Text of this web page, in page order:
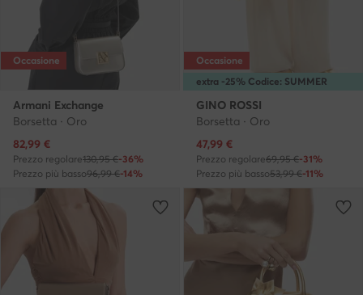
Occasione
Armani Exchange
Borsetta · Oro
Prezzo attuale
82,99 €
Prezzo regolare130,95 €-36%
Prezzo più basso96,99 €-14%
extra -25% Codice: SUMMER
Occasione
GINO ROSSI
Borsetta · Oro
Prezzo attuale
47,99 €
Prezzo regolare69,95 €-31%
Prezzo più basso53,99 €-11%